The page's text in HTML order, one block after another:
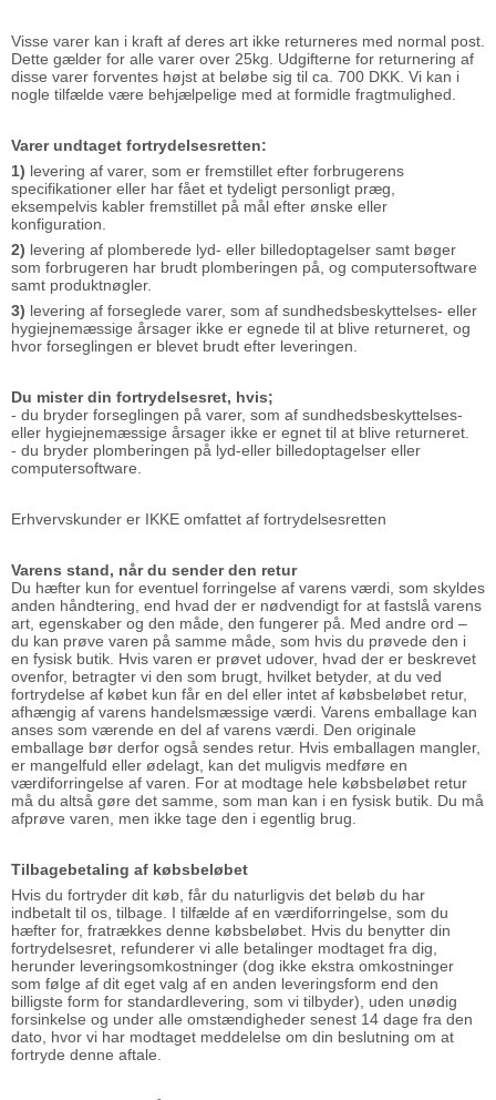
Visse varer kan i kraft af deres art ikke returneres med normal post.
Dette gælder for alle varer over 25kg. Udgifterne for returnering af
disse varer forventes højst at beløbe sig til ca. 700 DKK. Vi kan i
nogle tilfælde være behjælpelige med at formidle fragtmulighed.
Varer undtaget fortrydelsesretten:
1) levering af varer, som er fremstillet efter forbrugerens
specifikationer eller har fået et tydeligt personligt præg,
eksempelvis kabler fremstillet på mål efter ønske eller
konfiguration.
2) levering af plomberede lyd- eller billedoptagelser samt bøger
som forbrugeren har brudt plomberingen på, og computersoftware
samt produktnøgler.
3) levering af forseglede varer, som af sundhedsbeskyttelses- eller
hygiejnemæssige årsager ikke er egnede til at blive returneret, og
hvor forseglingen er blevet brudt efter leveringen.
Du mister din fortrydelsesret, hvis;
- du bryder forseglingen på varer, som af sundhedsbeskyttelses-
eller hygiejnemæssige årsager ikke er egnet til at blive returneret.
- du bryder plomberingen på lyd-eller billedoptagelser eller
computersoftware.
Erhvervskunder er IKKE omfattet af fortrydelsesretten
Varens stand, når du sender den retur
Du hæfter kun for eventuel forringelse af varens værdi, som skyldes
anden håndtering, end hvad der er nødvendigt for at fastslå varens
art, egenskaber og den måde, den fungerer på. Med andre ord –
du kan prøve varen på samme måde, som hvis du prøvede den i
en fysisk butik. Hvis varen er prøvet udover, hvad der er beskrevet
ovenfor, betragter vi den som brugt, hvilket betyder, at du ved
fortrydelse af købet kun får en del eller intet af købsbeløbet retur,
afhængig af varens handelsmæssige værdi. Varens emballage kan
anses som værende en del af varens værdi. Den originale
emballage bør derfor også sendes retur. Hvis emballagen mangler,
er mangelfuld eller ødelagt, kan det muligvis medføre en
værdiforringelse af varen. For at modtage hele købsbeløbet retur
må du altså gøre det samme, som man kan i en fysisk butik. Du må
afprøve varen, men ikke tage den i egentlig brug.
Tilbagebetaling af købsbeløbet
Hvis du fortryder dit køb, får du naturligvis det beløb du har
indbetalt til os, tilbage. I tilfælde af en værdiforringelse, som du
hæfter for, fratrækkes denne købsbeløbet. Hvis du benytter din
fortrydelsesret, refunderer vi alle betalinger modtaget fra dig,
herunder leveringsomkostninger (dog ikke ekstra omkostninger
som følge af dit eget valg af en anden leveringsform end den
billigste form for standardlevering, som vi tilbyder), uden unødig
forsinkelse og under alle omstændigheder senest 14 dage fra den
dato, hvor vi har modtaget meddelelse om din beslutning om at
fortryde denne aftale.